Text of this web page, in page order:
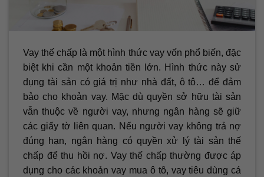
Vay thế chấp là một hình thức vay vốn phổ biến, đặc
biệt khi cần một khoản tiền lớn. Hình thức này sử
dụng tài sản có giá trị như nhà đất, ô tô… để đảm
bảo cho khoản vay. Mặc dù quyền sở hữu tài sản
vẫn thuộc về người vay, nhưng ngân hàng sẽ giữ
các giấy tờ liên quan. Nếu người vay không trả nợ
đúng hạn, ngân hàng có quyền xử lý tài sản thế
chấp để thu hồi nợ. Vay thế chấp thường được áp
dụng cho các khoản vay mua ô tô, vay tiêu dùng cá